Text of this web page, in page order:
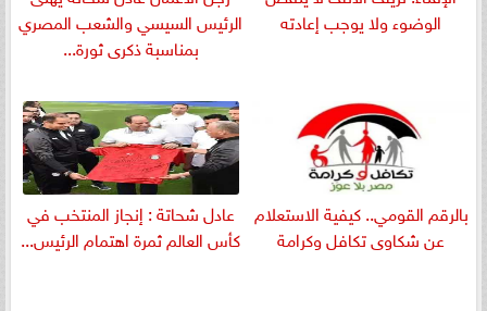
الوضوء ولا يوجب إعادته
الرئيس السيسي والشعب المصري
بمناسبة ذكرى ثورة...
بالرقم القومي.. كيفية الاستعلام
عن شكاوى تكافل وكرامة
عادل شحاتة : إنجاز المنتخب في
كأس العالم ثمرة اهتمام الرئيس...